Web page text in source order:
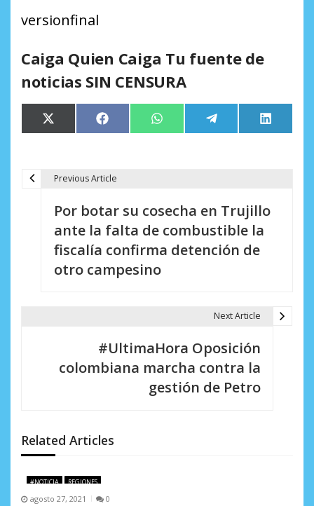
versionfinal
Caiga Quien Caiga Tu fuente de
noticias SIN CENSURA
Compartir
en
X
(Twitter)
Compartir
en
Facebook Compartir
en
WhatsApp Compartir
en
Telegram
en
LinkedIn
d
e
Previous Article
Por botar su cosecha en Trujillo
ante la falta de combustible la
fiscalía confirma detención de
otro campesino
Next Article
#UltimaHora Oposición
colombiana marcha contra la
gestión de Petro
Related Articles
#NOTICIA REGIONES
agosto 27, 2021 0